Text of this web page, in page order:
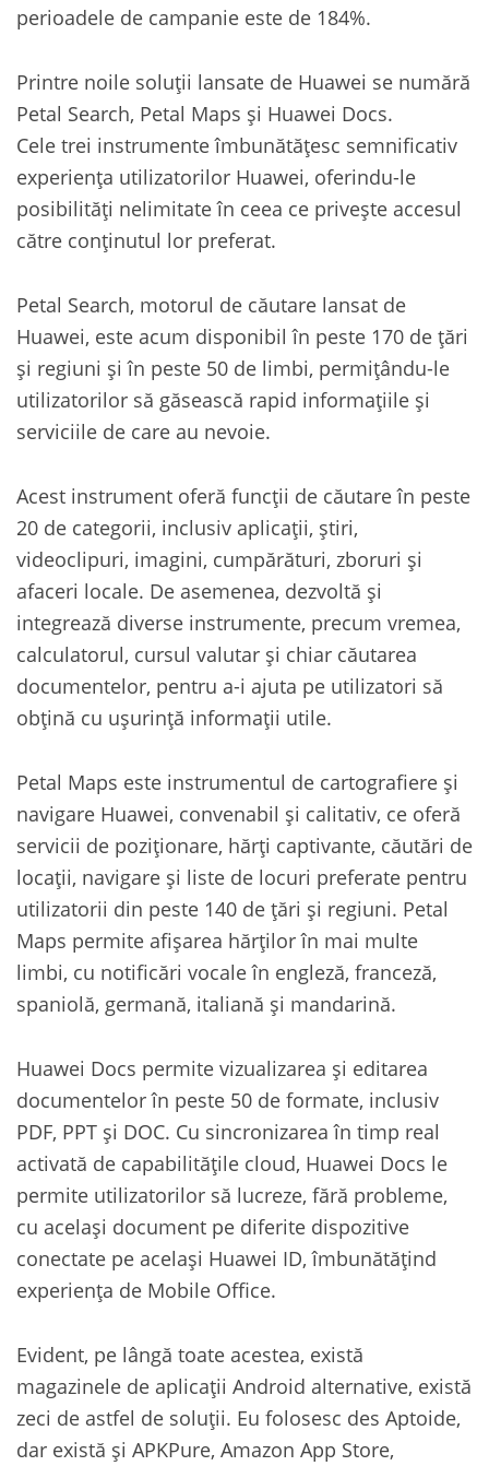
perioadele de campanie este de 184%.
Printre noile soluții lansate de Huawei se numără
Petal Search, Petal Maps și Huawei Docs.
Cele trei instrumente îmbunătățesc semnificativ
experiența utilizatorilor Huawei, oferindu-le
posibilități nelimitate în ceea ce privește accesul
către conținutul lor preferat.
Petal Search, motorul de căutare lansat de
Huawei, este acum disponibil în peste 170 de țări
și regiuni și în peste 50 de limbi, permițându-le
utilizatorilor să găsească rapid informațiile și
serviciile de care au nevoie.
Acest instrument oferă funcții de căutare în peste
20 de categorii, inclusiv aplicații, știri,
videoclipuri, imagini, cumpărături, zboruri și
afaceri locale. De asemenea, dezvoltă și
integrează diverse instrumente, precum vremea,
calculatorul, cursul valutar și chiar căutarea
documentelor, pentru a-i ajuta pe utilizatori să
obțină cu ușurință informații utile.
Petal Maps este instrumentul de cartografiere și
navigare Huawei, convenabil și calitativ, ce oferă
servicii de poziționare, hărți captivante, căutări de
locații, navigare și liste de locuri preferate pentru
utilizatorii din peste 140 de țări și regiuni. Petal
Maps permite afișarea hărților în mai multe
limbi, cu notificări vocale în engleză, franceză,
spaniolă, germană, italiană și mandarină.
Huawei Docs permite vizualizarea și editarea
documentelor în peste 50 de formate, inclusiv
PDF, PPT și DOC. Cu sincronizarea în timp real
activată de capabilitățile cloud, Huawei Docs le
permite utilizatorilor să lucreze, fără probleme,
cu același document pe diferite dispozitive
conectate pe același Huawei ID, îmbunătățind
experiența de Mobile Office.
Evident, pe lângă toate acestea, există
magazinele de aplicații Android alternative, există
zeci de astfel de soluții. Eu folosesc des Aptoide,
dar există și APKPure, Amazon App Store,